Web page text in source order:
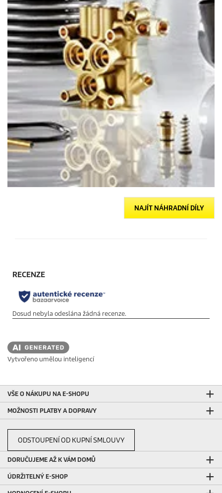
NAJÍT NÁHRADNÍ DÍLY
Vytvořeno umělou inteligencí
VŠE O NÁKUPU NA E-SHOPU
MOŽNOSTI PLATBY A DOPRAVY
ODSTOUPENÍ OD KUPNÍ SMLOUVY
DORUČUJEME AŽ K VÁM DOMŮ
ÚDRŽITELNÝ E-SHOP